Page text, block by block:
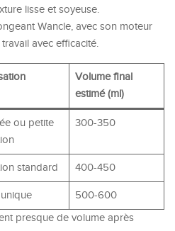
lisse et soyeuse.
Wancle, avec son moteur
avec efficacité.
Volume final
estimé (ml)
ou petite
300-350
standard 400-450
500-600
presque de volume après